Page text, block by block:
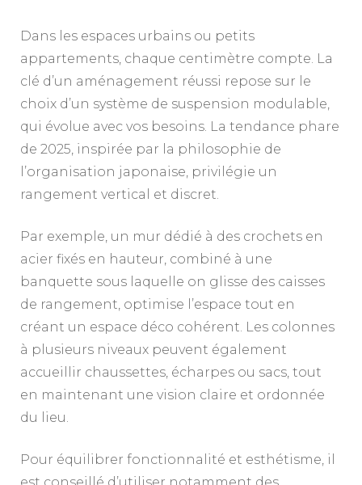
Dans les espaces urbains ou petits
appartements, chaque centimètre compte. La
clé d’un aménagement réussi repose sur le
choix d’un système de suspension modulable,
qui évolue avec vos besoins. La tendance phare
de 2025, inspirée par la philosophie de
l’organisation japonaise, privilégie un
rangement vertical et discret.
Par exemple, un mur dédié à des crochets en
acier fixés en hauteur, combiné à une
banquette sous laquelle on glisse des caisses
de rangement, optimise l’espace tout en
créant un espace déco cohérent. Les colonnes
à plusieurs niveaux peuvent également
accueillir chaussettes, écharpes ou sacs, tout
en maintenant une vision claire et ordonnée
du lieu.
Pour équilibrer fonctionnalité et esthétisme, il